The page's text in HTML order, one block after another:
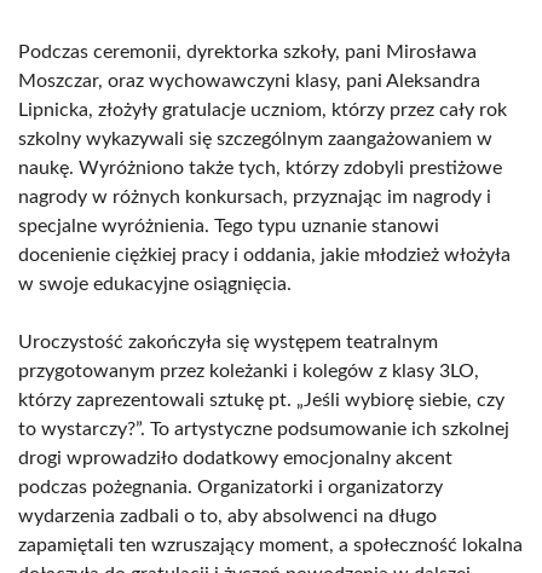
Podczas ceremonii, dyrektorka szkoły, pani Mirosława
Moszczar, oraz wychowawczyni klasy, pani Aleksandra
Lipnicka, złożyły gratulacje uczniom, którzy przez cały rok
szkolny wykazywali się szczególnym zaangażowaniem w
naukę. Wyróżniono także tych, którzy zdobyli prestiżowe
nagrody w różnych konkursach, przyznając im nagrody i
specjalne wyróżnienia. Tego typu uznanie stanowi
docenienie ciężkiej pracy i oddania, jakie młodzież włożyła
w swoje edukacyjne osiągnięcia.
Uroczystość zakończyła się występem teatralnym
przygotowanym przez koleżanki i kolegów z klasy 3LO,
którzy zaprezentowali sztukę pt. „Jeśli wybiorę siebie, czy
to wystarczy?”. To artystyczne podsumowanie ich szkolnej
drogi wprowadziło dodatkowy emocjonalny akcent
podczas pożegnania. Organizatorki i organizatorzy
wydarzenia zadbali o to, aby absolwenci na długo
zapamiętali ten wzruszający moment, a społeczność lokalna